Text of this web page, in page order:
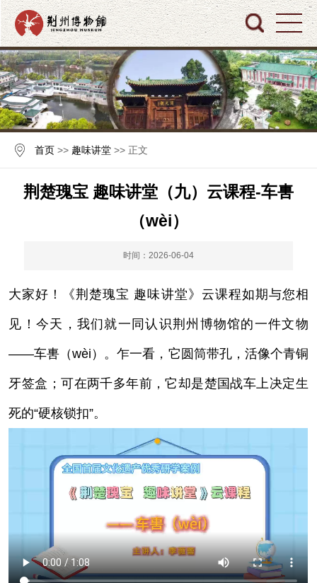
首页 >> 趣味讲堂 >> 正文
荆楚瑰宝 趣味讲堂（九）云课程-车軎
（wèi）
时间：2026-06-04
大家好！《荆楚瑰宝 趣味讲堂》云课程如期与您相
见！今天，我们就一同认识荆州博物馆的一件文物
——车軎（wèi）。乍一看，它圆筒带孔，活像个青铜
牙签盒；可在两千多年前，它却是楚国战车上决定生
死的“硬核锁扣”。